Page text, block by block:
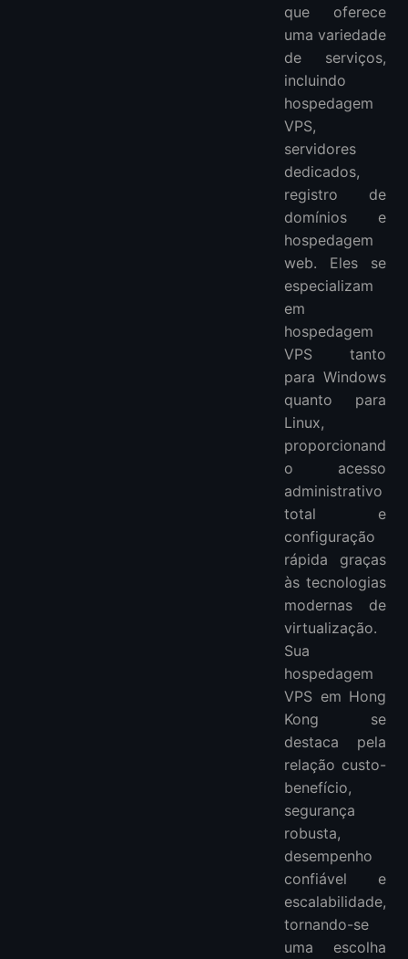
que oferece
uma variedade
de serviços,
incluindo
hospedagem
VPS,
servidores
dedicados,
registro de
domínios e
hospedagem
web. Eles se
especializam
em
hospedagem
VPS tanto
para Windows
quanto para
Linux,
proporcionand
o acesso
administrativo
total e
configuração
rápida graças
às tecnologias
modernas de
virtualização.
Sua
hospedagem
VPS em Hong
Kong se
destaca pela
relação custo-
benefício,
segurança
robusta,
desempenho
confiável e
escalabilidade,
tornando-se
uma escolha